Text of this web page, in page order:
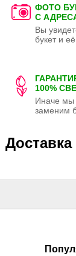
ФОТО
С
Вы
букет и
100%
Иначе мы
заменим